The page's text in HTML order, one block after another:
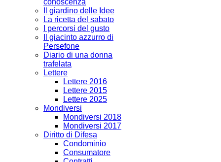
conoscenza
Il giardino delle Idee
La ricetta del sabato
I percorsi del gusto
Il giacinto azzurro di
Persefone
Diario di una donna
trafelata
Lettere
Lettere 2016
Lettere 2015
Lettere 2025
Mondiversi
Mondiversi 2018
Mondiversi 2017
Diritto di Difesa
Condominio
Consumatore